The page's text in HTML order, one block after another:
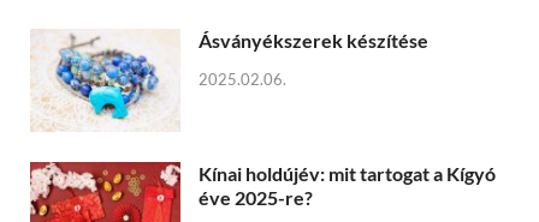
Ásványékszerek készítése
2025.02.06.
Kínai holdújév: mit tartogat a Kígyó
éve 2025-re?